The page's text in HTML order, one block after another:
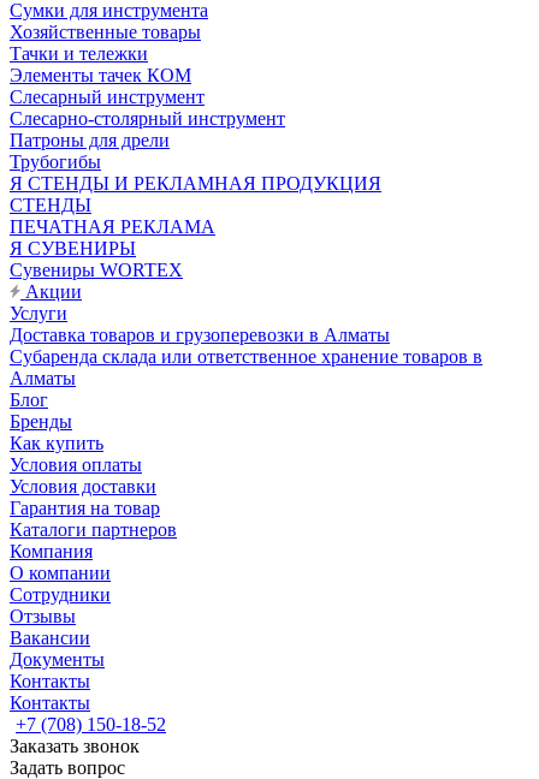
Сумки для инструмента
Хозяйственные товары
Тачки и тележки
Элементы тачек КОМ
Слесарный инструмент
Слесарно-столярный инструмент
Патроны для дрели
Трубогибы
Я СТЕНДЫ И РЕКЛАМНАЯ ПРОДУКЦИЯ
СТЕНДЫ
ПЕЧАТНАЯ РЕКЛАМА
Я СУВЕНИРЫ
Сувениры WORTEX
Акции
Услуги
Доставка товаров и грузоперевозки в Алматы
Субаренда склада или ответственное хранение товаров в
Алматы
Блог
Бренды
Как купить
Условия оплаты
Условия доставки
Гарантия на товар
Каталоги партнеров
Компания
О компании
Сотрудники
Отзывы
Вакансии
Документы
Контакты
Контакты
+7 (708) 150-18-52
Заказать звонок
Задать вопрос